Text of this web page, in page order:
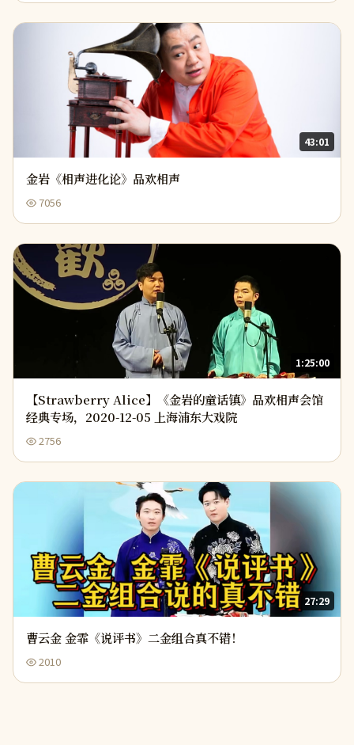
43:01
金岩《相声进化论》品欢相声
7056
1:25:00
【Strawberry Alice】《金岩的童话镇》品欢相声会馆
经典专场，2020-12-05 上海浦东大戏院
2756
27:29
曹云金 金霏《说评书》二金组合真不错！
2010